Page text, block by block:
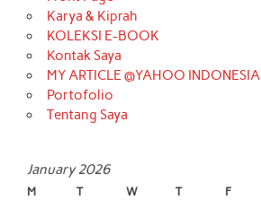
Karya & Kiprah
KOLEKSI E-BOOK
Kontak Saya
MY ARTICLE @YAHOO INDONESIA
Portofolio
Tentang Saya
January 2026
M T W T F